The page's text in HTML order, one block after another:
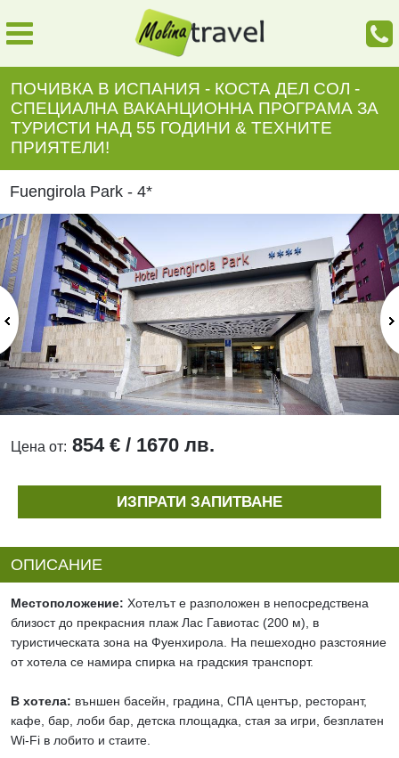
ПОЧИВКА В ИСПАНИЯ - КОСТА ДЕЛ СОЛ -
СПЕЦИАЛНА ВАКАНЦИОННА ПРОГРАМА ЗА
ТУРИСТИ НАД 55 ГОДИНИ & ТЕХНИТЕ
ПРИЯТЕЛИ!
Fuengirola Park - 4*
Цена от: 854 € / 1670 лв.
ИЗПРАТИ ЗАПИТВАНЕ
ОПИСАНИЕ
Местоположение: Хотелът е разположен в непосредствена
близост до прекрасния плаж Лас Гавиотас (200 м), в
туристическата зона на Фуенхирола. На пешеходно разстояние
от хотела се намира спирка на градския транспорт.
В хотела: външен басейн, градина, СПА център, ресторант,
кафе, бар, лоби бар, детска площадка, стая за игри, безплатен
Wi-Fi в лобито и стаите.